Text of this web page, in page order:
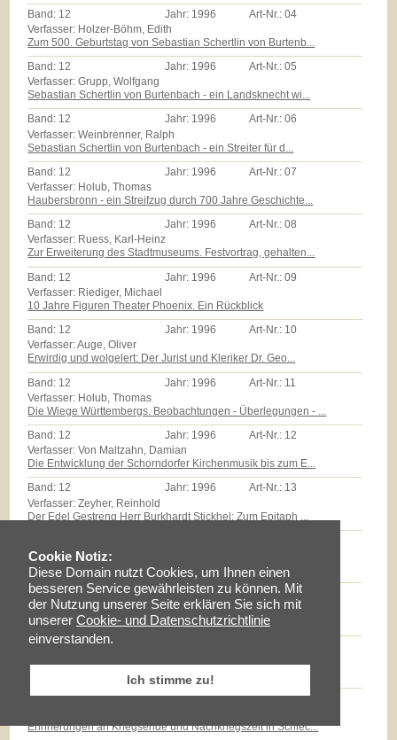
Cookie Notiz:
Diese Domain nutzt Cookies, um Ihnen einen
besseren Service gewährleisten zu können. Mit
der Nutzung unserer Seite erklären Sie sich mit
unserer Cookie- und Datenschutzrichtlinie
einverstanden.
Ich stimme zu!
Band: 12 Jahr: 1996 Art-Nr.:04
Verfasser: Holzer-Böhm, Edith
Zum 500. Geburtstag von Sebastian Schertlin von Burtenb...
Band: 12 Jahr: 1996 Art-Nr.:05
Verfasser: Grupp, Wolfgang
Sebastian Schertlin von Burtenbach - ein Landsknecht wi...
Band: 12 Jahr: 1996 Art-Nr.:06
Verfasser: Weinbrenner, Ralph
Sebastian Schertlin von Burtenbach - ein Streiter für d...
Band: 12 Jahr: 1996 Art-Nr.:07
Verfasser: Holub, Thomas
Haubersbronn - ein Streifzug durch 700 Jahre Geschichte...
Band: 12 Jahr: 1996 Art-Nr.:08
Verfasser: Ruess, Karl-Heinz
Zur Erweiterung des Stadtmuseums. Festvortrag, gehalten...
Band: 12 Jahr: 1996 Art-Nr.:09
Verfasser: Riediger, Michael
10 Jahre Figuren Theater Phoenix. Ein Rückblick
Band: 12 Jahr: 1996 Art-Nr.: 10
Verfasser: Auge, Oliver
Erwirdig und wolgelert: Der Jurist und Kleriker Dr. Geo...
Band: 12 Jahr: 1996 Art-Nr.: 11
Verfasser: Holub, Thomas
Die Wiege Württembergs. Beobachtungen - Überlegungen - ...
Band: 12 Jahr: 1996 Art-Nr.: 12
Verfasser: Von Maltzahn, Damian
Die Entwicklung der Schorndorfer Kirchenmusik bis zum E...
Band: 12 Jahr: 1996 Art-Nr.: 13
Verfasser: Zeyher, Reinhold
Der Edel Gestreng Herr Burkhardt Stickhel: Zum Epitaph ...
Verfasser: Zollmann, Günther
Massenarmut und landwirtschaftliche Reformen auf dem Sc...
Band:12 Jahr:1996 Art-Nr.: 15
Verfasser: Milz, Thomas
Götz E.Hübner - ein experimenteller Geschichtspraktiker...
Band:12
Band:12 Jahr:1996 Art-Nr.:17
Erinnerungen an Kriegsende und Nachkriegszeit in Schlec...